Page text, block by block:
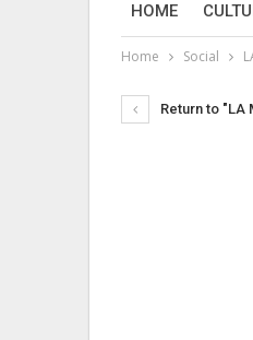
HOME
Home Social
Return to "LA